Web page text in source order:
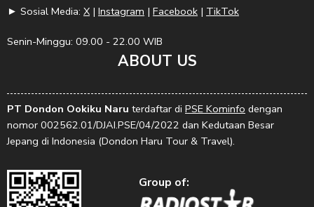
► Sosial Media: X | Instagram | Facebook | TikTok
Senin-Minggu: 09.00 - 22.00 WIB
ABOUT US
PT Dondon Ookiku Naru terdaftar di PSE Kominfo dengan
nomor 002562.01/DJAI.PSE/04/2022 dan Kedutaan Besar
Jepang di Indonesia (Dondon Haru Tour & Travel).
Group of: